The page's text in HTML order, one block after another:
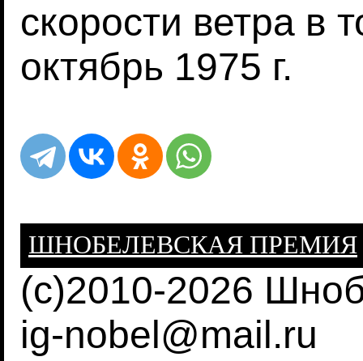
скорости ветра в
октябрь 1975 г.
ШНОБЕЛЕВСКАЯ ПРЕМИЯ
(c)2010-2026
ig-nobel@mail.ru